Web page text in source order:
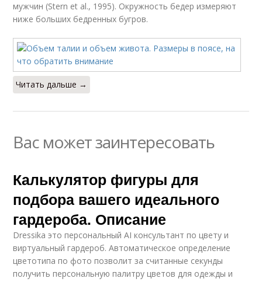
мужчин (Stern et al., 1995). Окружность бедер измеряют
ниже больших бедренных бугров.
Читать дальше →
Вас может заинтересовать
Калькулятор фигуры для
подбора вашего идеального
гардероба. Описание
Dressika это персональный AI консультант по цвету и
виртуальный гардероб. Автоматическое определение
цветотипа по фото позволит за считанные секунды
получить персональную палитру цветов для одежды и